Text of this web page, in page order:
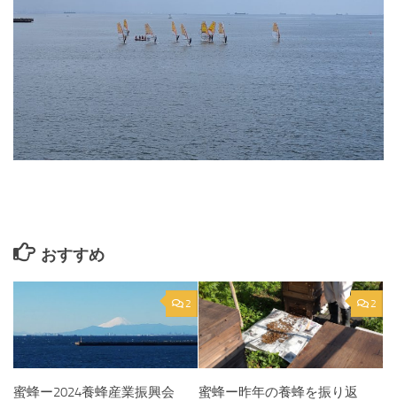
おすすめ
2
蜜蜂ー2024養蜂産業振興会
2
蜜蜂ー昨年の養蜂を振り返